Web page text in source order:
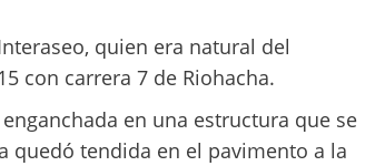
quien era natural del
con carrera 7 de Riohacha.
en una estructura que se
quedó tendida en el pavimento a la